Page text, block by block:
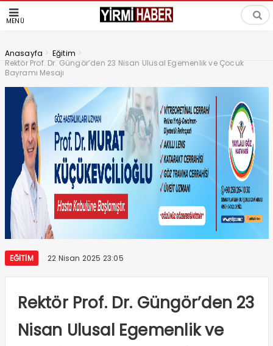
MENÜ
Anasayfa > Eğitim >
Rektör Prof. Dr. Güngör’den 23 Nisan Ulusal Egemenlik ve Çocuk
Bayramı Mesajı
EĞITIM 22 Nisan 2025 23:05
Rektör Prof. Dr. Güngör’den 23
Nisan Ulusal Egemenlik ve